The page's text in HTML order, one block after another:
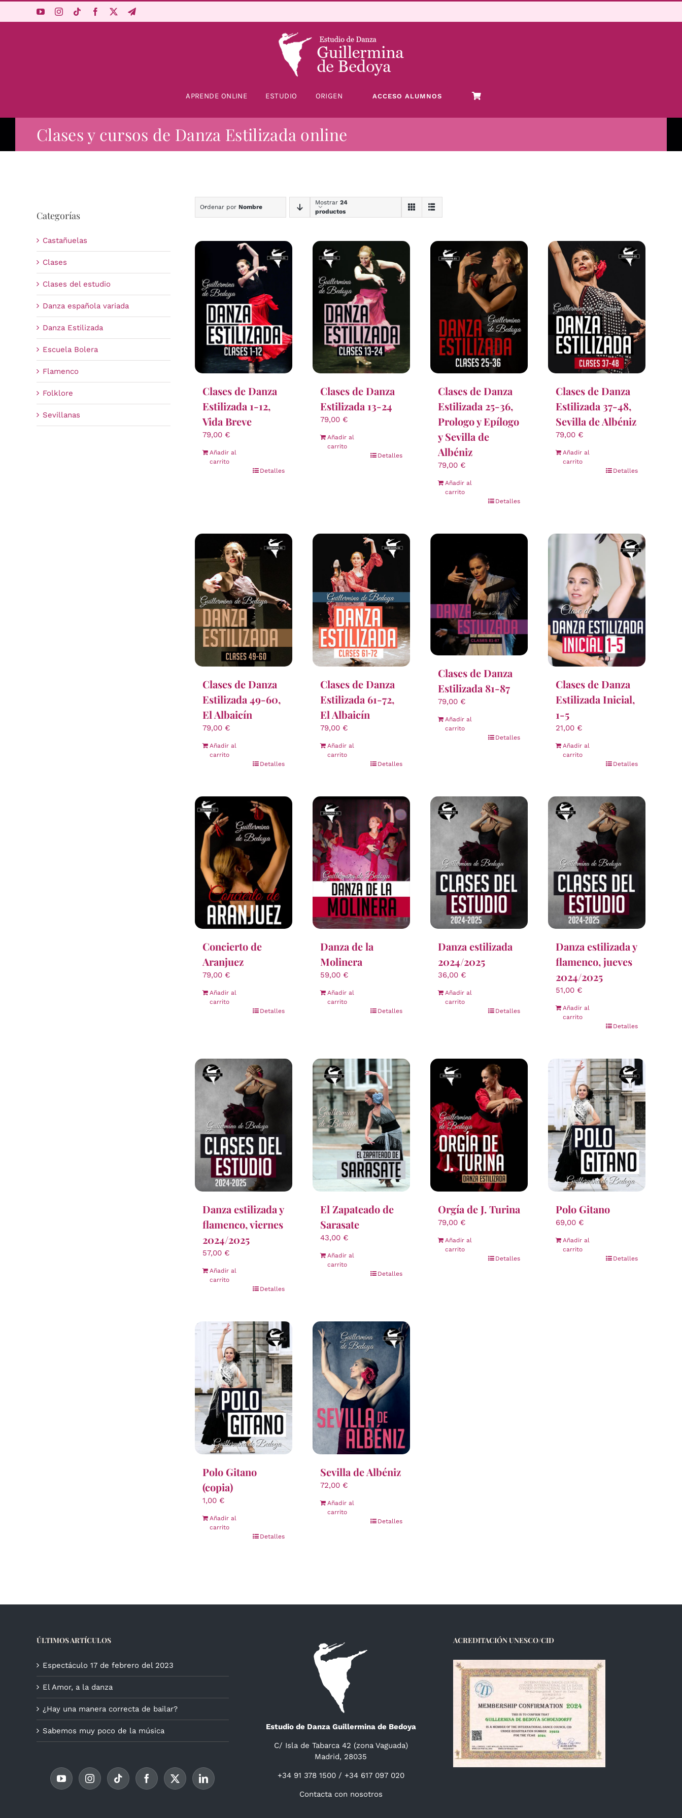
APRENDE ONLINE ESTUDIO ORIGEN ACCESO ALUMNOS
Clases y cursos de Danza Estilizada online
Categorías
Castañuelas
Clases
Clases del estudio
Danza española variada
Danza Estilizada
Escuela Bolera
Flamenco
Folklore
Sevillanas
Ordenar por Nombre
Mostrar 24
productos
Clases de Danza
Estilizada 1-12,
Vida Breve
79,00 €
Añadir al
carrito
Detalles
Clases de Danza
Estilizada 13-24
79,00 €
Añadir al
carrito
Detalles
Clases de Danza
Estilizada 25-36,
Prologo y Epílogo
y Sevilla de
Albéniz
79,00 €
Añadir al
carrito
Detalles
Clases de Danza
Estilizada 37-48,
Sevilla de Albéniz
79,00 €
Añadir al
carrito
Detalles
Clases de Danza
Estilizada 49-60,
El Albaicín
79,00 €
Añadir al
carrito
Detalles
Clases de Danza
Estilizada 61-72,
El Albaicín
79,00 €
Añadir al
carrito
Detalles
Clases de Danza
Estilizada 81-87
79,00 €
Añadir al
carrito
Detalles
Clases de Danza
Estilizada Inicial,
1-5
21,00 €
Añadir al
carrito
Detalles
Concierto de
Aranjuez
79,00 €
Añadir al
carrito
Detalles
Danza de la
Molinera
59,00 €
Añadir al
carrito
Detalles
Danza estilizada
2024/2025
36,00 €
Añadir al
carrito
Detalles
Danza estilizada y
flamenco, jueves
2024/2025
51,00 €
Añadir al
carrito
Detalles
Danza estilizada y
flamenco, viernes
2024/2025
57,00 €
Añadir al
carrito
Detalles
El Zapateado de
Sarasate
43,00 €
Añadir al
carrito
Detalles
Orgía de J. Turina
79,00 €
Añadir al
carrito
Detalles
Polo Gitano
69,00 €
Añadir al
carrito
Detalles
Polo Gitano
(copia)
1,00 €
Añadir al
carrito
Detalles
Sevilla de Albéniz
72,00 €
Añadir al
carrito
Detalles
ÚLTIMOS ARTÍCULOS
Espectáculo 17 de febrero del 2023
El Amor, a la danza
¿Hay una manera correcta de bailar?
Sabemos muy poco de la música Estudio de Danza Guillermina de Bedoya
C/ Isla de Tabarca 42 (zona Vaguada)
Madrid, 28035
+34 91 378 1500 / +34 617 097 020
Contacta con nosotros
ACREDITACIÓN UNESCO/CID